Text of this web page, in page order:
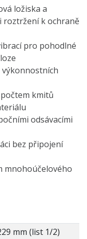
ložiska a
roztržení k ochraně
pro pohodlné
kmitů
odsávacími
bez připojení
mnohoúčelového
mm (list 1/2)